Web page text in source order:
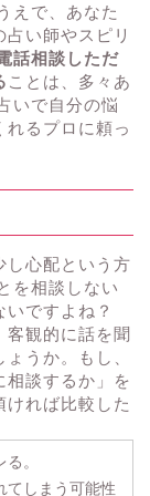
えで、あなた
い師やスピリ
話相談しただ
ことは、多々あ
いで自分の悩
るプロに頼っ
し心配という方
を相談しない
ですよね？
客観的に話を聞
うか。もし、
相談するか」を
れば比較した
。
てしまう可能性